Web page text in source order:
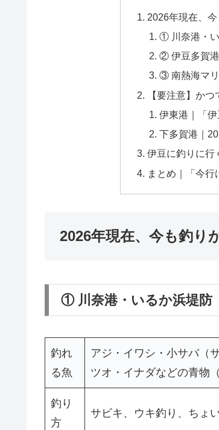
2026年現在、
① 川奈港・い
② 伊豆多賀
③ 南熱海マ
【要注意】か
伊東港｜「
下多賀港｜
伊豆に釣りに行
まとめ｜「今行
2026年現在、今も釣り
① 川奈港・いるか浜堤防
釣れ
る魚
アジ・イワシ・小サバ（
ツオ・イナダなどの青物
釣り
方
サビキ、ウキ釣り、ちょ